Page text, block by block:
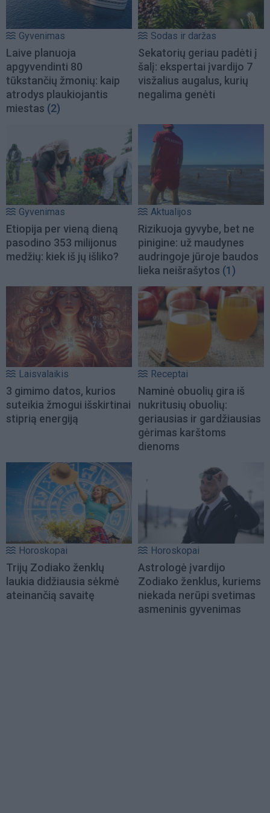
Gyvenimas
Laive planuoja
apgyvendinti 80
tūkstančių žmonių: kaip
atrodys plaukiojantis
miestas (2)
Sodas ir daržas
Sekatorių geriau padėti į
šalį: ekspertai įvardijo 7
visžalius augalus, kurių
negalima genėti
Gyvenimas
Etiopija per vieną dieną
pasodino 353 milijonus
medžių: kiek iš jų išliko?
Aktualijos
Rizikuoja gyvybe, bet ne
pinigine: už maudynes
audringoje jūroje baudos
lieka neišrašytos (1)
Laisvalaikis
3 gimimo datos, kurios
suteikia žmogui išskirtinai
stiprią energiją
Receptai
Naminė obuolių gira iš
nukritusių obuolių:
geriausias ir gardžiausias
gėrimas karštoms
dienoms
Horoskopai
Trijų Zodiako ženklų
laukia didžiausia sėkmė
ateinančią savaitę
Horoskopai
Astrologė įvardijo
Zodiako ženklus, kuriems
niekada nerūpi svetimas
asmeninis gyvenimas